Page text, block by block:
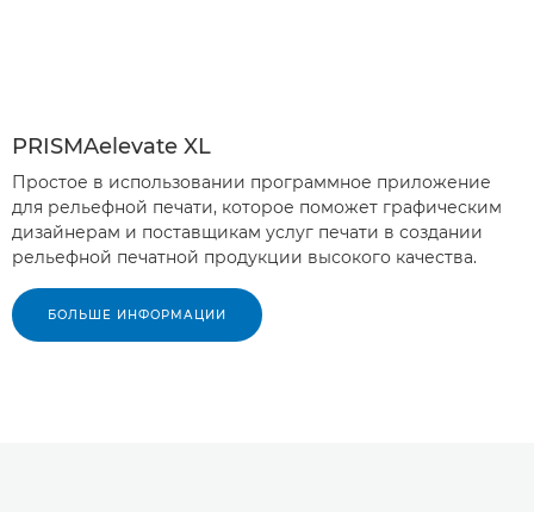
PRISMAelevate XL
Простое в использовании программное приложение
для рельефной печати, которое поможет графическим
дизайнерам и поставщикам услуг печати в создании
рельефной печатной продукции высокого качества.
БОЛЬШЕ ИНФОРМАЦИИ